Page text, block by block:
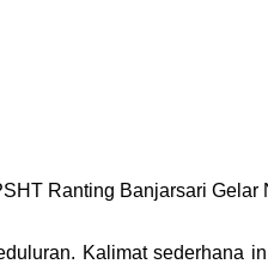
Ranting Banjarsari
Kalimat sederhana